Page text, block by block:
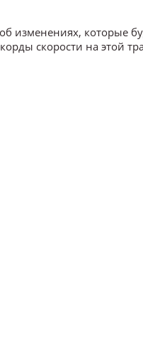
изменениях, которые
скорости на этой